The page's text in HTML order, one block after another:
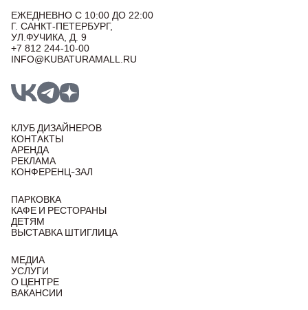
ЕЖЕДНЕВНО С 10:00 ДО 22:00
Г. САНКТ-ПЕТЕРБУРГ,
УЛ.ФУЧИКА, Д. 9
+7 812 244-10-00
INFO@KUBATURAMALL.RU
КЛУБ ДИЗАЙНЕРОВ
КОНТАКТЫ
АРЕНДА
РЕКЛАМА
КОНФЕРЕНЦ-ЗАЛ
ПАРКОВКА
КАФЕ И РЕСТОРАНЫ
ДЕТЯМ
ВЫСТАВКА ШТИГЛИЦА
МЕДИА
УСЛУГИ
О ЦЕНТРЕ
ВАКАНСИИ